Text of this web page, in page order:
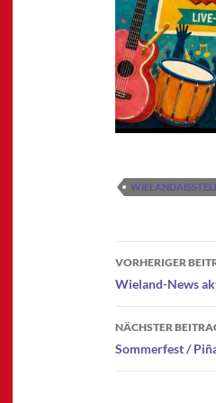
VORHERIGER
Wieland-News
NÄCHSTER
Sommerfest /